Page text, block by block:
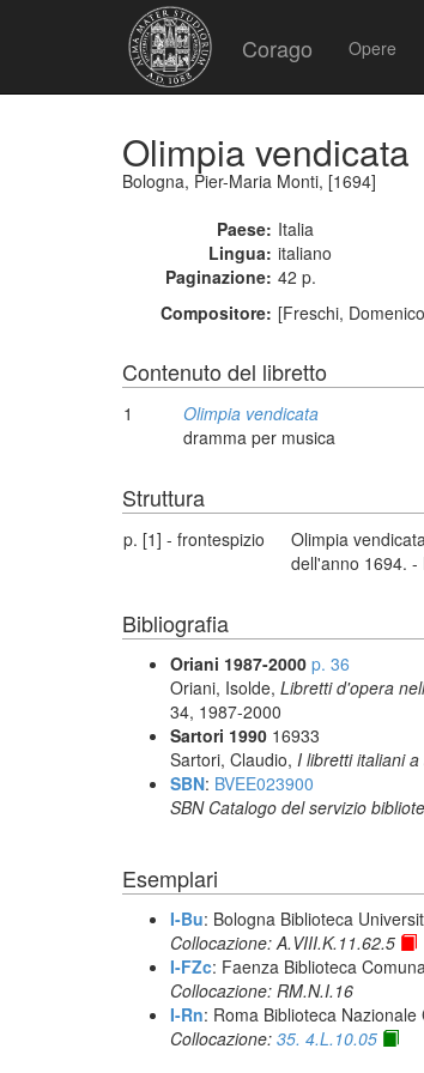
Corago Opere
Olimpia vendicata
Bologna, Pier-Maria Monti, [1694]
Paese: Italia
Lingua: italiano
Paginazione: 42 p.
Compositore: [Freschi,
Contenuto del libretto
1
Olimpia vendicata
dramma per musica
Struttura
p. [1] - frontespizio
Olimpia
dell'anno 1694. -
Bibliografia
Oriani 1987-2000 p. 36
Oriani, Isolde, Libretti d'opera
34, 1987-2000
Sartori 1990 16933
Sartori, Claudio, I libretti italiani
SBN: BVEE023900
SBN Catalogo del servizio
Esemplari
I-Bu: Bologna Biblioteca
Collocazione: A.VIII.K.11.62.5
I-FZc: Faenza Biblioteca
Collocazione: RM.N.I.16
I-Rn: Roma Biblioteca Nazionale
Collocazione: 35. 4.L.10.05